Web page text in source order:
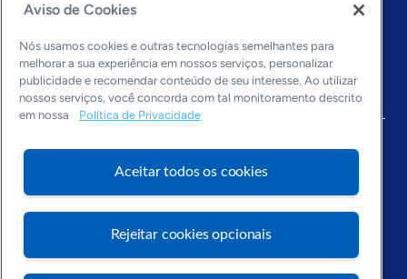
Economia & Política
Inovação & Tecnologia
Cultura empreendedora
Dados
Arquivo
Aviso de Cookies
Nós usamos cookies e outras tecnologias semelhantes para
melhorar a sua experiência em nossos serviços, personalizar
publicidade e recomendar conteúdo de seu interesse. Ao utilizar
nossos serviços, você concorda com tal monitoramento descrito
em nossa
Política de Privacidade
Aceitar todos os cookies
Rejeitar cookies opcionais